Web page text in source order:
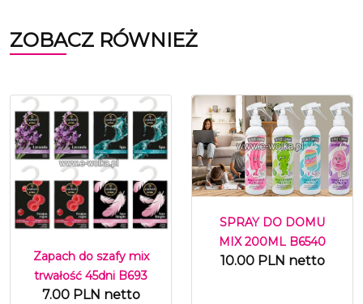
ZOBACZ RÓWNIEŻ
Zapach do szafy mix
trwałość 45dni B693
7.00 PLN netto
SPRAY DO DOMU
MIX 200ML B6540
10.00 PLN netto